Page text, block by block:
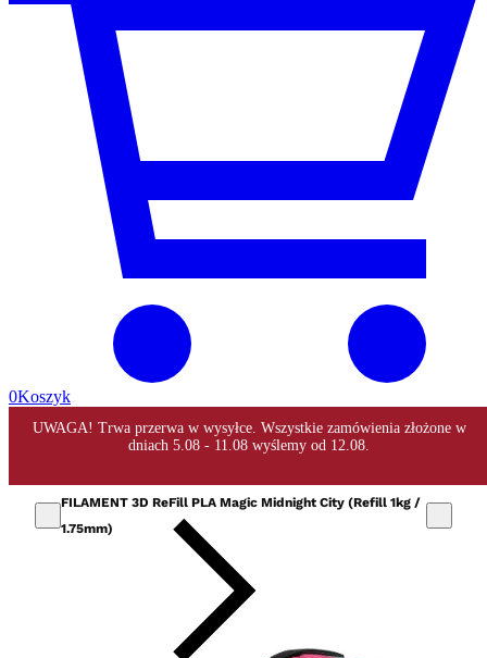
0Koszyk
FILAMENT 3D ReFill PLA Magic Midnight City (Refill 1kg /
1.75mm)